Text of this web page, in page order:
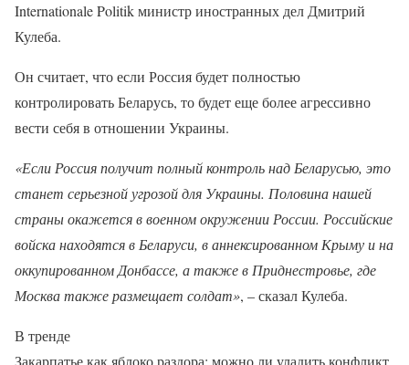
Internationale Politik министр иностранных дел Дмитрий
Кулеба.
Он считает, что если Россия будет полностью
контролировать Беларусь, то будет еще более агрессивно
вести себя в отношении Украины.
«Если Россия получит полный контроль над Беларусью, это
станет серьезной угрозой для Украины. Половина нашей
страны окажется в военном окружении России. Российские
войска находятся в Беларуси, в аннексированном Крыму и на
оккупированном Донбассе, а также в Приднестровье, где
Москва также размещает солдат», – сказал Кулеба.
В тренде
Закарпатье как яблоко раздора: можно ли уладить конфликт